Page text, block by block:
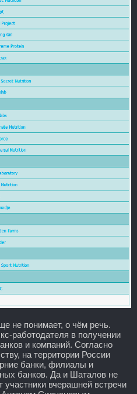
не понимает, о чём речь.
работодателя в получении
и компаний. Согласно
на территории России
банки, филиалы и
банков. Да и Шаталов не
участники вчерашней встречи